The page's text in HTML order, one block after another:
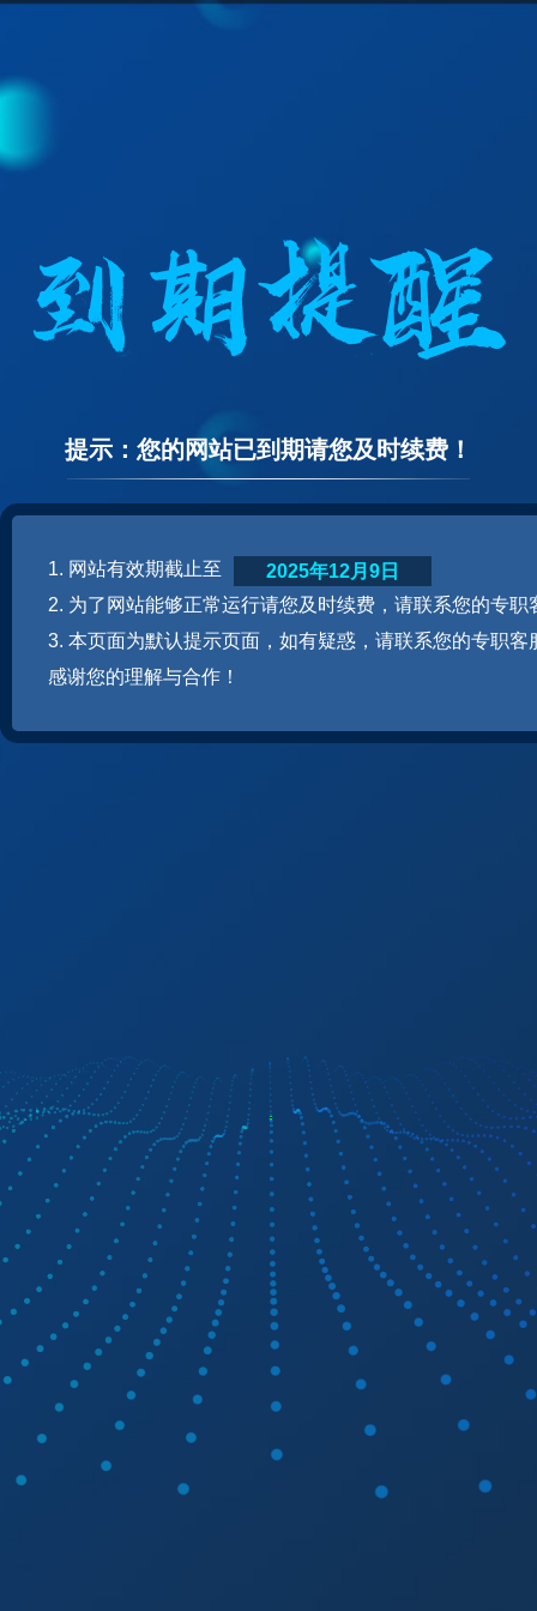
提示：您的网站已到期请您及时续费！
1. 网站有效期截止至
2. 为了网站能够正常运行请您及时续费，请联系您的专职
3. 本页面为默认提示页面，如有疑惑，请联系您的专职客
感谢您的理解与合作！
2025年12月9日